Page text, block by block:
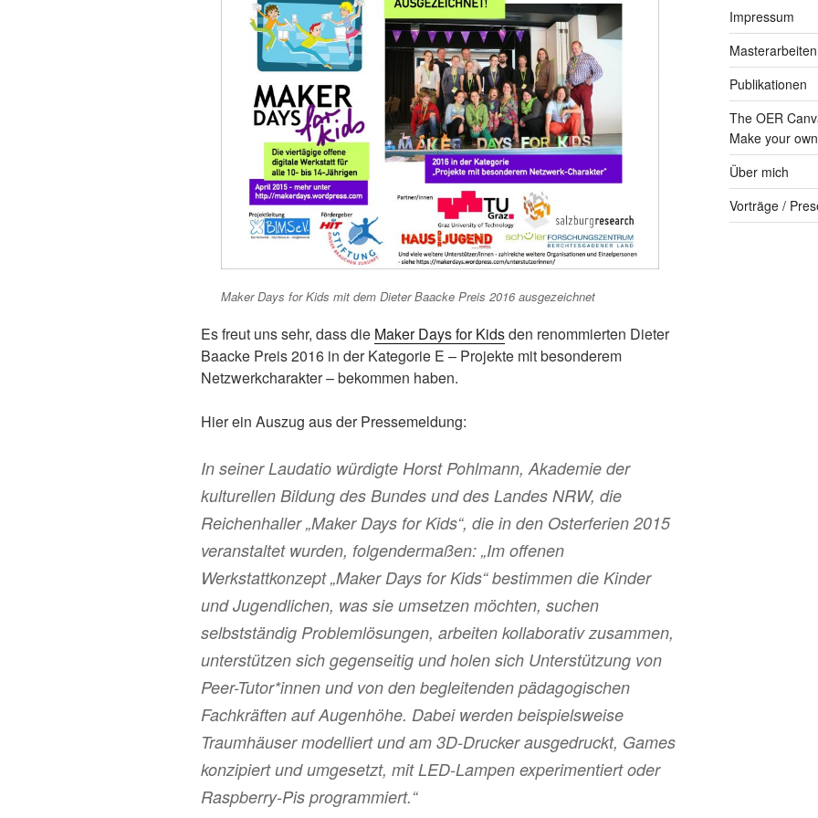
Maker Days for Kids mit dem Dieter Baacke Preis 2016 ausgezeichnet
Es freut uns sehr, dass die Maker Days for Kidsden renommierten Dieter
Baacke Preis 2016 in der Kategorie E – Projekte mit besonderem
Netzwerkcharakter – bekommen haben.
Hier ein Auszug aus der Pressemeldung:
In seiner Laudatio würdigte Horst Pohlmann, Akademie der
kulturellen Bildung des Bundes und des Landes NRW, die
Reichenhaller „Maker Days for Kids“, die in den Osterferien 2015
veranstaltet wurden, folgendermaßen: „Im offenen
Werkstattkonzept „Maker Days for Kids“ bestimmen die Kinder
und Jugendlichen, was sie umsetzen möchten, suchen
selbstständig Problemlösungen, arbeiten kollaborativ zusammen,
unterstützen sich gegenseitig und holen sich Unterstützung von
Peer-Tutor*innen und von den begleitenden pädagogischen
Fachkräften auf Augenhöhe. Dabei werden beispielsweise
Traumhäuser modelliert und am 3D-Drucker ausgedruckt, Games
konzipiert und umgesetzt, mit LED-Lampen experimentiert oder
Raspberry-Pis programmiert.“
Impressum
Masterarbeiten
Publikationen
The OER
Make your
Über mich
Vorträge /